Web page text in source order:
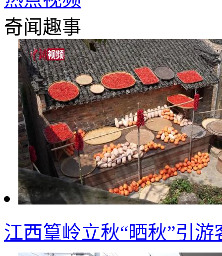
奇闻趣事
江西篁岭立秋“晒秋”引游